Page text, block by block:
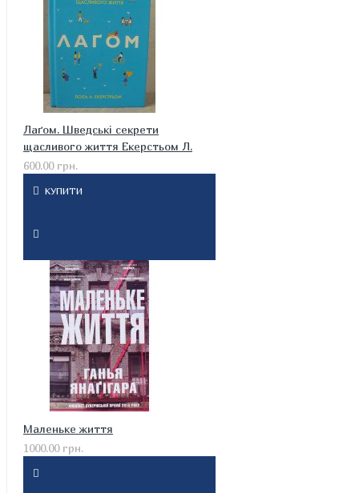
Лаґом. Шведські секрети
щасливого життя Екерстьом Л.
600.00 грн.
КУПИТИ
Маленьке життя
1000.00 грн.